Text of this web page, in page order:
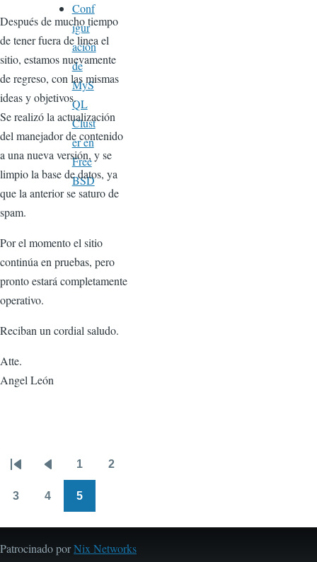
Después de mucho tiempo
de tener fuera de linea el
sitio, estamos nuevamente
de regreso, con las mismas
ideas y objetivos.
Se realizó la actualización
del manejador de contenido
a una nueva versión, y se
limpio la base de datos, ya
que la anterior se saturo de
spam.
Por el momento el sitio
continúa en pruebas, pero
pronto estará completamente
operativo.
Reciban un cordial saludo.
Atte.
Angel León
Paginación
Primera
página
Página
anterior
1 2
3 4 5
Conf
igur
ación
de
MyS
QL
Clust
er en
Free
BSD
Patrocinado porNix Networks